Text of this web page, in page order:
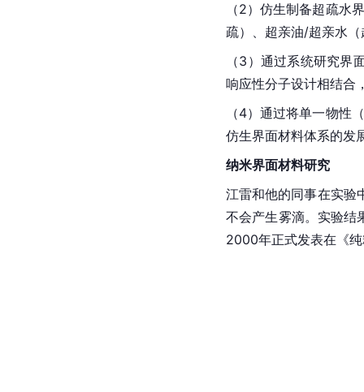
（2）仿生制备超疏水
疏）、超亲油/超亲水
（3）通过系统研究界
响应性分子设计相结合
（4）通过将单一物性
仿生界面材料体系的发
纳米界面材料研究
江雷和他的同事在实验
不会产生雾滴。实验结
2000年正式发表在《